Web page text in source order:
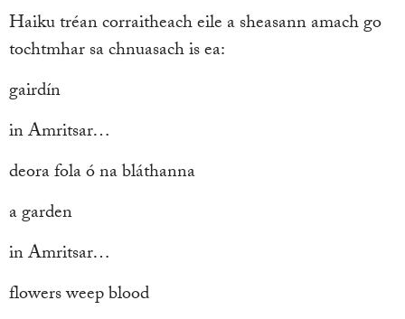
Haiku tréan corraitheach eile a sheasann amach go
tochtmhar sa chnuasach is ea:
gairdín
in Amritsar…
deora fola ó na bláthanna
a garden
in Amritsar…
flowers weep blood